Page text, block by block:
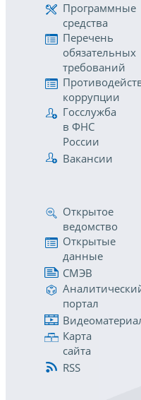
Программные
средства
Перечень
обязательных
требований
коррупции
Госслужба
в ФНС
России
Вакансии
Открытое
ведомство
Открытые
данные
СМЭВ
портал
Карта
сайта
RSS